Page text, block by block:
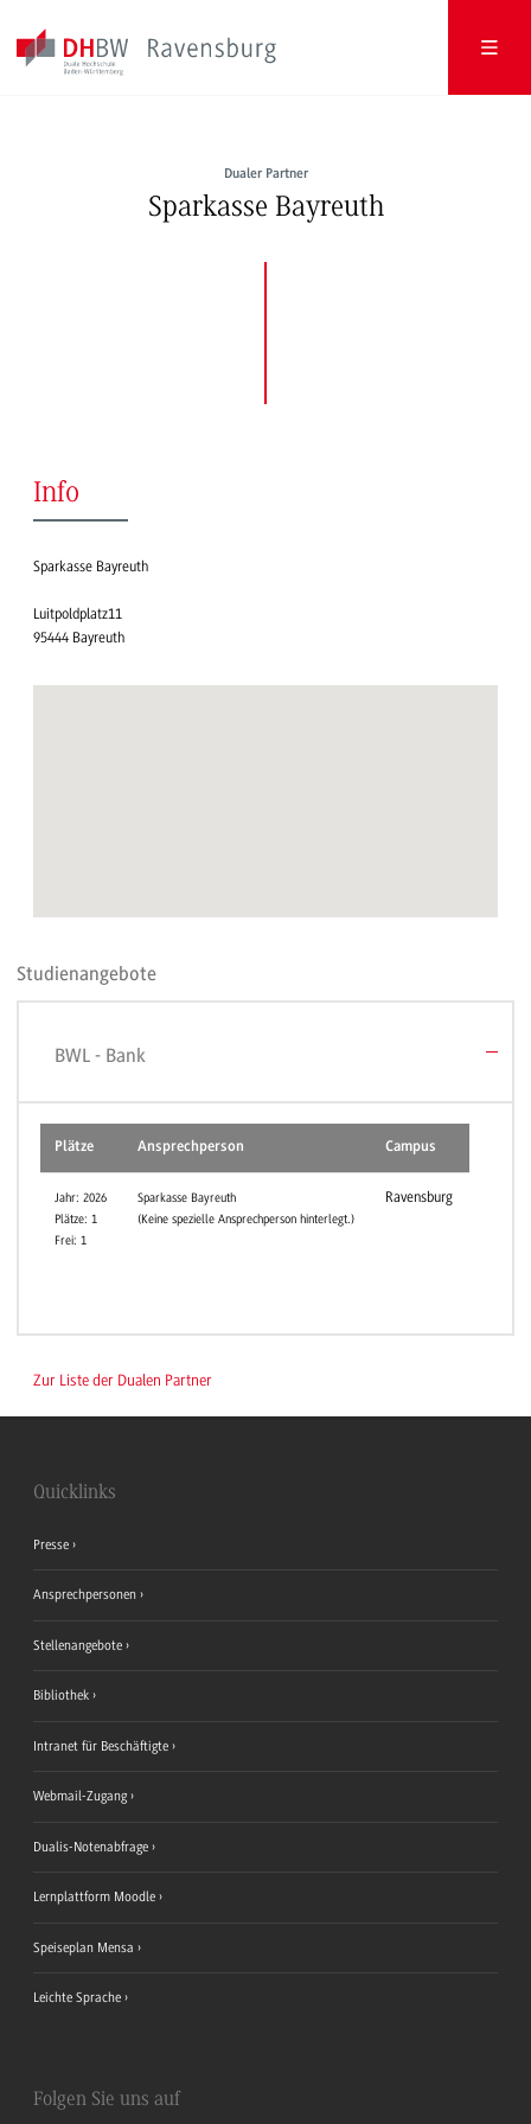
Dualer Partner
Sparkasse Bayreuth
Info
Sparkasse Bayreuth
Luitpoldplatz11
95444 Bayreuth
Studienangebote
BWL - Bank
Plätze Ansprechperson Campus
Jahr: 2026
Plätze: 1
Frei: 1
Sparkasse Bayreuth
(Keine spezielle Ansprechperson hinterlegt.)
Ravensburg
Zur Liste der Dualen Partner
Quicklinks
Presse
Ansprechpersonen
Stellenangebote
Bibliothek
Intranet für Beschäftigte
Webmail-Zugang
Dualis-Notenabfrage
Lernplattform Moodle
Speiseplan Mensa
Leichte Sprache
Folgen Sie uns auf